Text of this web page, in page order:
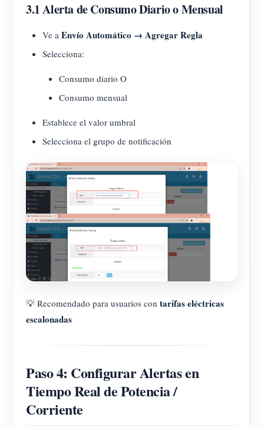
3.1 Alerta de Consumo Diario o Mensual
Ve a Envío Automático → Agregar Regla
Selecciona:
Consumo diario O
Consumo mensual
Establece el valor umbral
Selecciona el grupo de notificación
💡 Recomendado para usuarios con tarifas eléctricas
escalonadas
Paso 4: Configurar Alertas en
Tiempo Real de Potencia /
Corriente